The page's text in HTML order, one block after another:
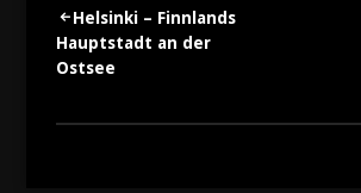
Beitragsnavigation
Helsinki – Finnlands
Hauptstadt an der
Ostsee